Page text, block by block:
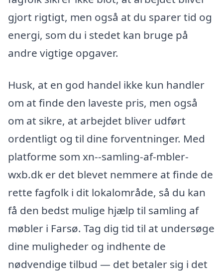
gjort rigtigt, men også at du sparer tid og
energi, som du i stedet kan bruge på
andre vigtige opgaver.
Husk, at en god handel ikke kun handler
om at finde den laveste pris, men også
om at sikre, at arbejdet bliver udført
ordentligt og til dine forventninger. Med
platforme som xn--samling-af-mbler-
wxb.dk er det blevet nemmere at finde de
rette fagfolk i dit lokalområde, så du kan
få den bedst mulige hjælp til samling af
møbler i Farsø. Tag dig tid til at undersøge
dine muligheder og indhente de
nødvendige tilbud — det betaler sig i det